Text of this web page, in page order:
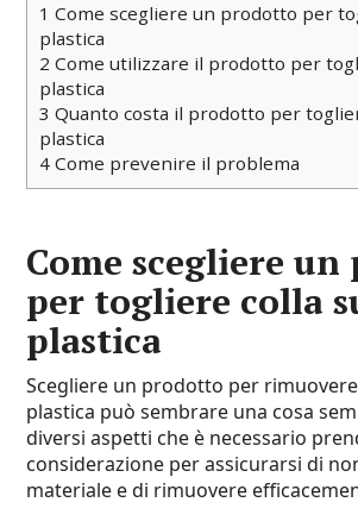
1 Come scegliere un prodotto per
plastica
2 Come utilizzare il prodotto per
plastica
3 Quanto costa il prodotto per
plastica
4 Come prevenire il problema
Come scegliere
per togliere colla
plastica
Scegliere un prodotto per
plastica può sembrare una cosa
diversi aspetti che è necessario
considerazione per assicurarsi di
materiale e di rimuovere